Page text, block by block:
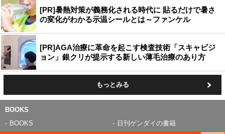
[PR]暑熱対策が義務化される時代に 貼るだけで暑さ
の変化がわかる示温シールとは～ファンケル
[PR]AGA治療に革命を起こす検査技術「スキャビジ
ョン」銀クリが提示する新しい薄毛治療のあり方
もっとみる
BOOKS
BOOKS
日刊ゲンダイの書籍